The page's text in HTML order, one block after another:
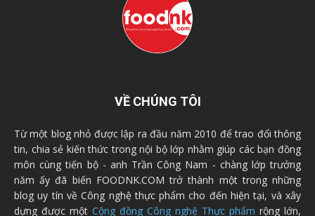
VỀ CHÚNG TÔI
Từ một blog nhỏ được lập ra đầu năm 2010 để trao đổi thông
tin, chia sẻ kiến thức trong nội bộ lớp nhằm giúp các bạn đồng
môn cùng tiến bộ - anh Trần Công Nam - chàng lớp trưởng
năm ấy đã biến FOODNK.COM trở thành một trong những
blog uy tín về Công nghệ thực phẩm cho đến hiện tại, và xây
dựng được một Cộng đồng Công nghệ Thực phẩm rộng lớn,